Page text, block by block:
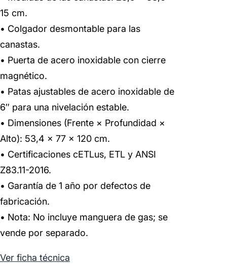
15 cm.
• Colgador desmontable para las
canastas.
• Puerta de acero inoxidable con cierre
magnético.
• Patas ajustables de acero inoxidable de
6″ para una nivelación estable.
• Dimensiones (Frente × Profundidad ×
Alto): 53,4 × 77 × 120 cm.
• Certificaciones cETLus, ETL y ANSI
Z83.11-2016.
• Garantía de 1 año por defectos de
fabricación.
• Nota: No incluye manguera de gas; se
vende por separado.
Ver ficha técnica